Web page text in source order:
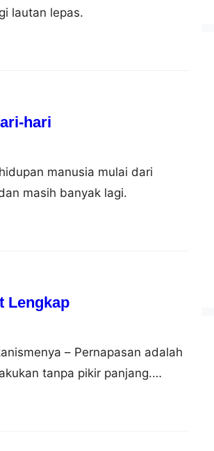
lautan lepas.
hari
manusia mulai dari
masih banyak lagi.
Lengkap
– Pernapasan adalah
tanpa pikir panjang.
dan pernapasan perut.